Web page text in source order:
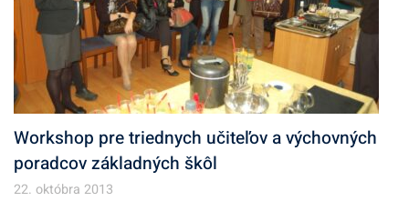
Workshop pre triednych učiteľov a výchovných
poradcov základných škôl
22. októbra 2013